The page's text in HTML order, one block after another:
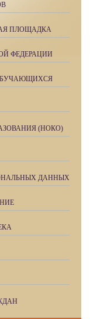
ПЛОЩАДКА
ФЕДЕРАЦИИ
(НОКО)
ДАННЫХ